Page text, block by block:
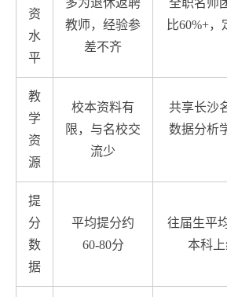
资
水
平
教师，经验参
差不齐
比60%+
教
学
资
源
校本资料有
限，与名校交
流少
共享长沙
数据分析
提
分
数
据
平均提分约
60-80分
往届生平
本科